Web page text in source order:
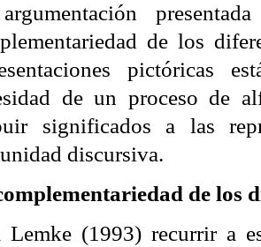
de los
pictóricas
de un proceso de
significados a las
discursiva.
de los
Lemke (1993) recurrir a